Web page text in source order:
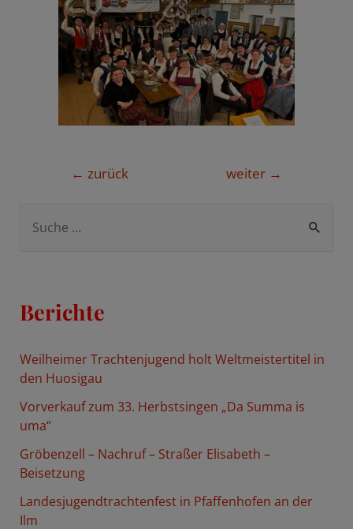
Beitragsnavigation
← zurück weiter →
e
n
:
Berichte
Weilheimer Trachtenjugend holt Weltmeistertitel in
den Huosigau
Vorverkauf zum 33. Herbstsingen „Da Summa is
uma“
Gröbenzell – Nachruf – Straßer Elisabeth –
Beisetzung
Landesjugendtrachtenfest in Pfaffenhofen an der
Ilm